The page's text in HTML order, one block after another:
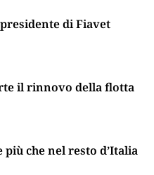
di Fiavet
il rinnovo della flotta
che nel resto d’Italia